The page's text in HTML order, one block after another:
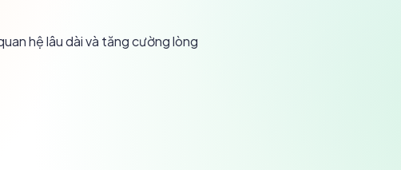
hệ lâu dài và tăng cường lòng